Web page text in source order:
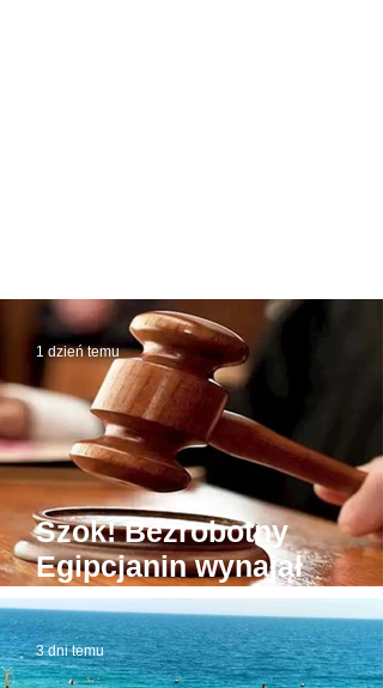
Szok! Bezrobotny
Egipcjanin wynajął
budynek sądu. W
roboty todze wyłudzał
łapówki od naiwnych
1 dzień temu
3 dni temu